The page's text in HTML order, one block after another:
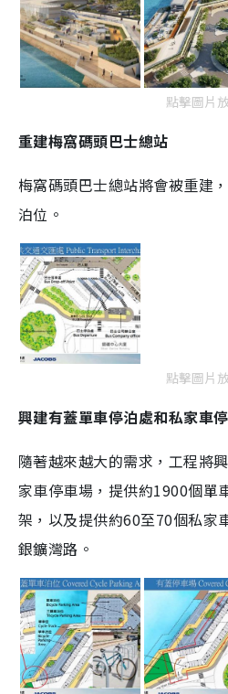
點擊圖片
重建梅窩碼頭巴士總站
梅窩碼頭巴士總站將會被重建
泊位。
點擊圖片
興建有蓋單車停泊處和私家車
隨著越來越大的需求，工程將
家車停車場，提供約1900個單
架，以及提供約60至70個私家
銀鑛灣路。